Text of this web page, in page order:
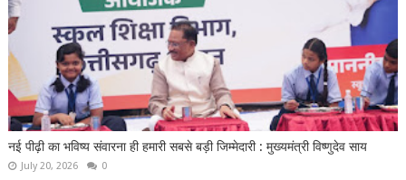
नई पीढ़ी का भविष्य संवारना ही हमारी सबसे बड़ी जिम्मेदारी : मुख्यमंत्री विष्णुदेव साय
July 20, 2026 0